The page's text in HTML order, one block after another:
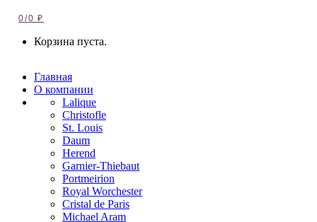
0/0₽
Корзина пуста.
Главная
О компании
Lalique
Christofle
St. Louis
Daum
Herend
Garnier-Thiebaut
Portmeirion
Royal Worchester
Cristal de Paris
Michael Aram